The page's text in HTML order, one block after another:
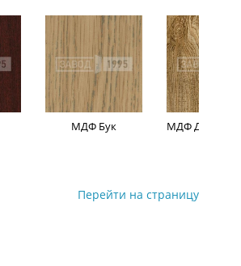
МДФ Бук МДФ Дуб
Перейти на страницу